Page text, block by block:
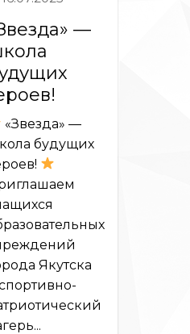
—
«Звезда» —
будущих
Якутска